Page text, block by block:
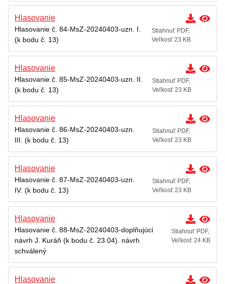
Hlasovanie
Hlasovanie č. 84-MsZ-20240403-uzn. I.
(k bodu č. 13)
Stiahnuť PDF,
Veľkosť 23 KB
Hlasovanie
Hlasovanie č. 85-MsZ-20240403-uzn. II.
(k bodu č. 13)
Stiahnuť PDF,
Veľkosť 23 KB
Hlasovanie
Hlasovanie č. 86-MsZ-20240403-uzn.
III. (k bodu č. 13)
Stiahnuť PDF,
Veľkosť 23 KB
Hlasovanie
Hlasovanie č. 87-MsZ-20240403-uzn.
IV. (k bodu č. 13)
Stiahnuť PDF,
Veľkosť 23 KB
Hlasovanie
Hlasovanie č. 88-MsZ-20240403-doplňujúci
návrh J. Kuráň (k bodu č. 23.04). návrh
schválený
Stiahnuť PDF,
Veľkosť 24 KB
Hlasovanie